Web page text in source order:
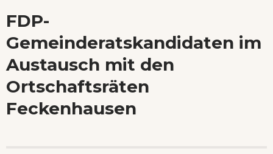
FDP-
Gemeinderatskandidaten im
Austausch mit den
Ortschaftsräten
Feckenhausen